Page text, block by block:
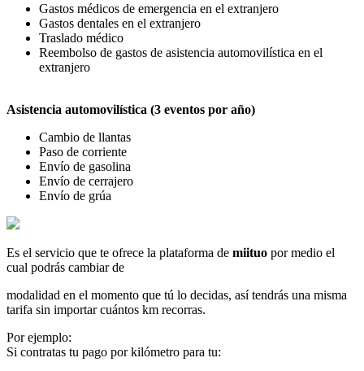
Gastos médicos de emergencia en el extranjero
Gastos dentales en el extranjero
Traslado médico
Reembolso de gastos de asistencia automovilística en el
extranjero
Asistencia automovilística (3 eventos por año)
Cambio de llantas
Paso de corriente
Envío de gasolina
Envío de cerrajero
Envío de grúa
Es el servicio que te ofrece la plataforma de miituo por medio el
cual podrás cambiar de
modalidad en el momento que tú lo decidas, así tendrás una misma
tarifa sin importar cuántos km recorras.
Por ejemplo:
Si contratas tu pago por kilómetro para tu: